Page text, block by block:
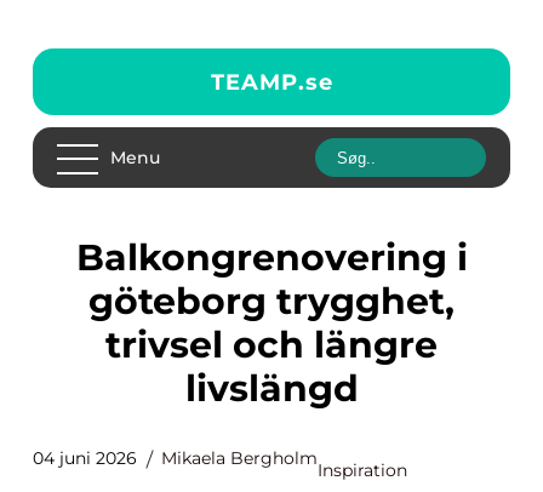
TEAMP.se
Menu
Balkongrenovering i
göteborg trygghet,
trivsel och längre
livslängd
04 juni 2026 Mikaela Bergholm
Inspiration